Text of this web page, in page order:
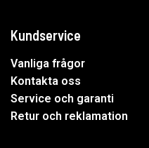
Kundservice
Vanliga frågor
Kontakta oss
Service och garanti
Retur och reklamation